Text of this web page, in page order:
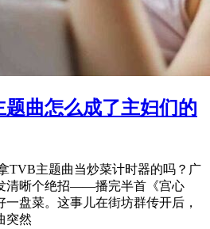
曲怎么成了主妇们的
TVB主题曲当炒菜计时器的吗？广
清晰个绝招——播完半首《宫心
盘菜。这事儿在街坊群传开后，
突然